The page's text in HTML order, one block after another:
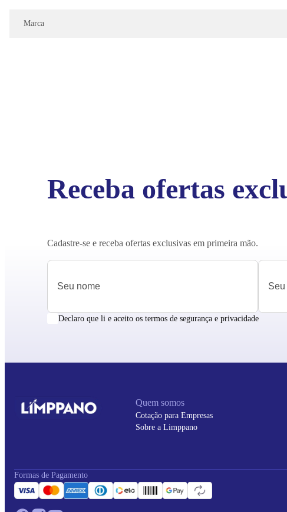
Marca
Receba ofertas
Cadastre-se e receba ofertas exclusivas em primeira mão.
Declaro que li e aceito os termos de segurança e privacidade
Quem somos
Cotação para Empresas
Sobre a Limppano
Formas de Pagamento